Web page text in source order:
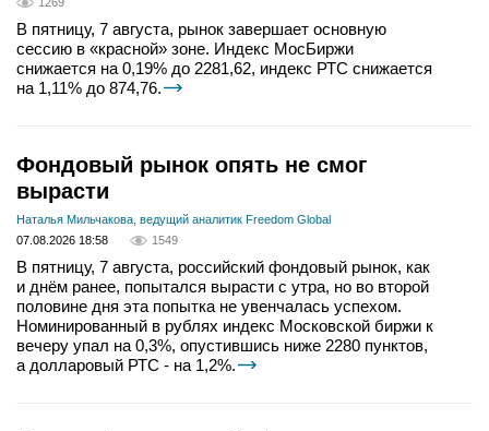
В пятницу, 7 августа, рынок завершает основную
сессию в «красной» зоне. Индекс МосБиржи
снижается на 0,19% до 2281,62, индекс РТС снижается
на 1,11% до 874,76.
Фондовый рынок опять не смог
вырасти
Наталья Мильчакова, ведущий аналитик Freedom Global
07.08.2026 18:58
1549
В пятницу, 7 августа, российский фондовый рынок, как
и днём ранее, попытался вырасти с утра, но во второй
половине дня эта попытка не увенчалась успехом.
Номинированный в рублях индекс Московской биржи к
вечеру упал на 0,3%, опустившись ниже 2280 пунктов,
а долларовый РТС - на 1,2%.